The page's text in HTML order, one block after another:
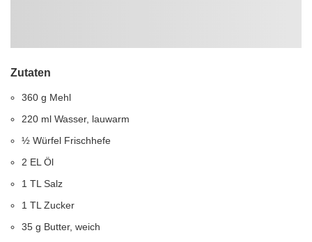
Zutaten
360 g Mehl
220 ml Wasser, lauwarm
½ Würfel Frischhefe
2 EL Öl
1 TL Salz
1 TL Zucker
35 g Butter, weich